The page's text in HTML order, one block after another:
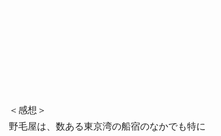
＜感想＞
野毛屋は、数ある東京湾の船宿のなかでも特に